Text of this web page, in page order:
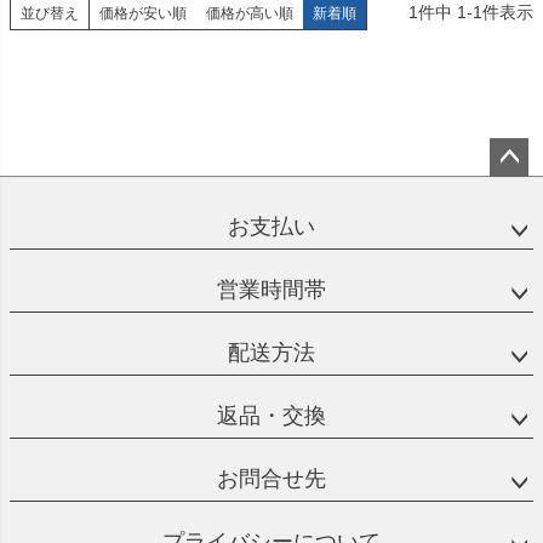
並び替え 価格が安い順 価格が高い順 新着順 1件中 1-1件表示
ップ
お支払い
営業時間帯
配送方法
返品・交換
お問合せ先